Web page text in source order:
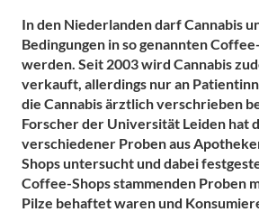
In den Niederlanden darf Cannabis
Bedingungen in so genannten
werden. Seit 2003 wird Cannabis
verkauft, allerdings nur an
die Cannabis ärztlich verschrieben
Forscher der Universität Leiden hat
verschiedener Proben aus
Shops untersucht und dabei
Coffee-Shops stammenden Proben
Pilze behaftet waren und